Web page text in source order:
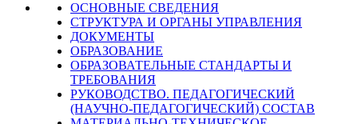
ОСНОВНЫЕ СВЕДЕНИЯ
СТРУКТУРА И ОРГАНЫ УПРАВЛЕНИЯ
ДОКУМЕНТЫ
ОБРАЗОВАНИЕ
ОБРАЗОВАТЕЛЬНЫЕ СТАНДАРТЫ И
ТРЕБОВАНИЯ
РУКОВОДСТВО. ПЕДАГОГИЧЕСКИЙ
(НАУЧНО-ПЕДАГОГИЧЕСКИЙ) СОСТАВ